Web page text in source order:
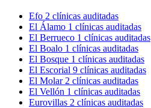
Efo 2 clínicas auditadas
El Álamo 1 clínicas auditadas
El Berrueco 1 clínicas auditadas
El Boalo 1 clínicas auditadas
El Bosque 1 clínicas auditadas
El Escorial 9 clínicas auditadas
El Molar 2 clínicas auditadas
El Vellón 1 clínicas auditadas
Eurovillas 2 clínicas auditadas